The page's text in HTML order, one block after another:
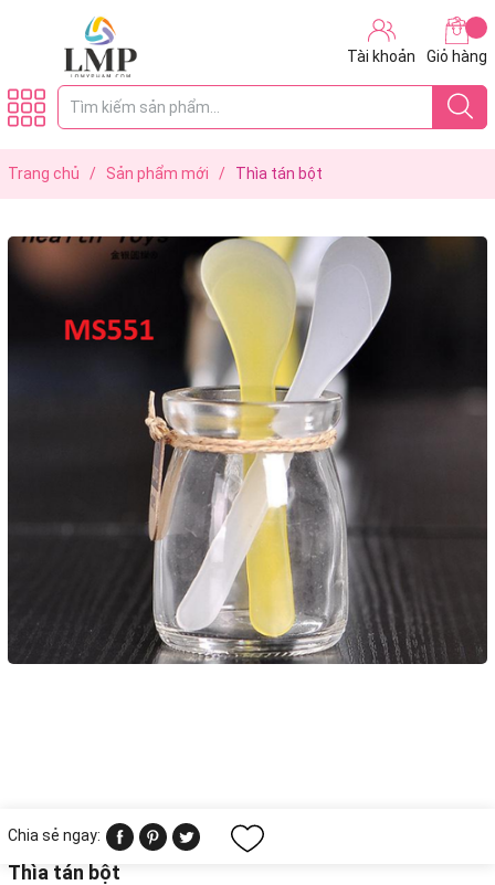
Tài khoản Giỏ hàng
Trang chủ / Sản phẩm mới / Thìa tán bột
Chia sẻ ngay:
Thìa tán bột